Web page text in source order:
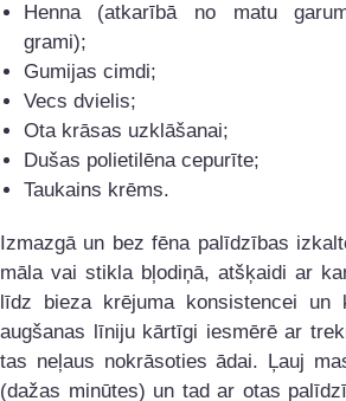
Henna (atkarībā no matu
grami);
Gumijas cimdi;
Vecs dvielis;
Ota krāsas uzklāšanai;
Dušas polietilēna cepurīte;
Taukains krēms.
Izmazgā un bez fēna palīdzības
māla vai stikla bļodiņā, atšķaidi ar
līdz bieza krējuma konsistencei
augšanas līniju kārtīgi iesmērē ar
tas neļaus nokrāsoties ādai. Ļauj
(dažas minūtes) un tad ar otas